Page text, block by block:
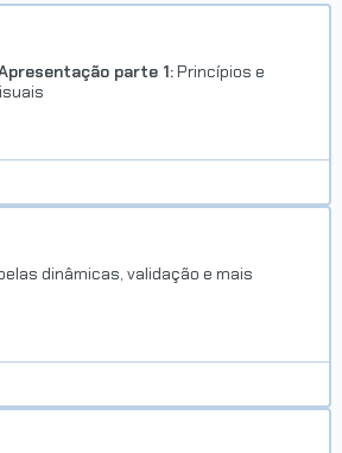
parte 1: Princípios e
dinâmicas, validação e mais